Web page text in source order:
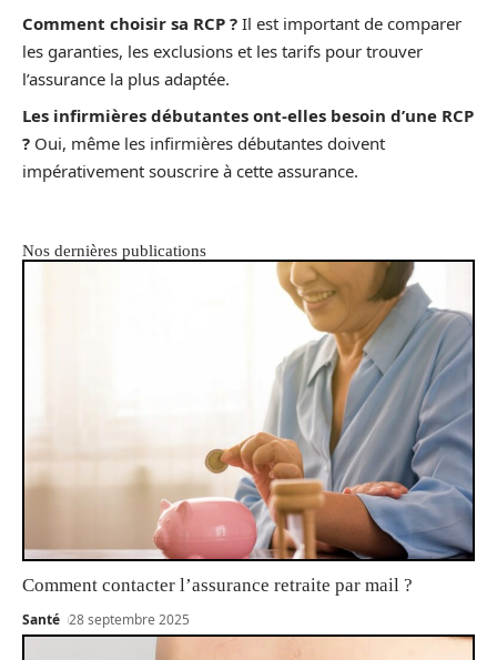
Comment choisir sa RCP ? Il est important de comparer
les garanties, les exclusions et les tarifs pour trouver
l’assurance la plus adaptée.
Les infirmières débutantes ont-elles besoin d’une RCP
? Oui, même les infirmières débutantes doivent
impérativement souscrire à cette assurance.
Nos dernières publications
Comment contacter l’assurance retraite par mail ?
Santé 28 septembre 2025